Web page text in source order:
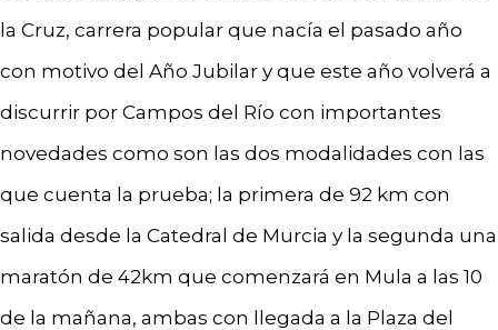
la Cruz, carrera popular que nacía el pasado año
con motivo del Año Jubilar y que este año volverá a
discurrir por Campos del Río con importantes
novedades como son las dos modalidades con las
que cuenta la prueba; la primera de 92 km con
salida desde la Catedral de Murcia y la segunda una
maratón de 42km que comenzará en Mula a las 10
de la mañana, ambas con llegada a la Plaza del